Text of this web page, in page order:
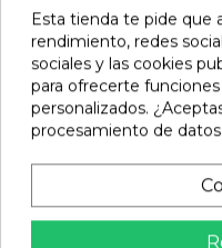
Inversora dirección servo
Marca: Sworkz
5,14 €
En stock
Esta tienda te pide que
rendimiento, redes
sociales y las cookies
para ofrecerte
personalizados.
procesamiento de